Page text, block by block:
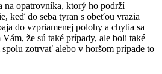
na opatrovníka, ktorý ho podrží
keď do seba tyran s obeťou vrazia
do vzpriamenej polohy a chytia sa
že sú také prípady, ale boli také
zotrvať alebo v horšom prípade to